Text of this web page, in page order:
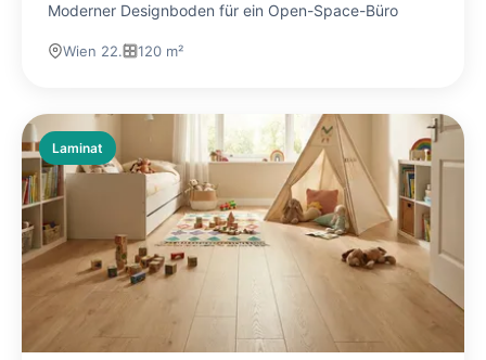
Moderner Designboden für ein Open-Space-Büro
Wien 22. 120 m²
Laminat